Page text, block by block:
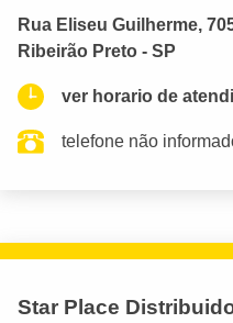
Rua Eliseu Guilherme,
Ribeirão Preto - SP
ver horario de
telefone não
Star Place